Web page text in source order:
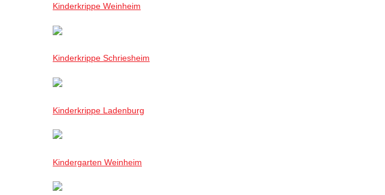
Kinderkrippe Weinheim
Kinderkrippe Schriesheim
Kinderkrippe Ladenburg
Kindergarten Weinheim